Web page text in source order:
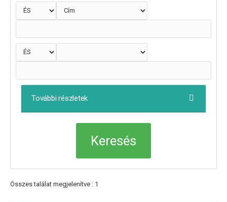
További részletek
Összes találat megjelenítve : 1